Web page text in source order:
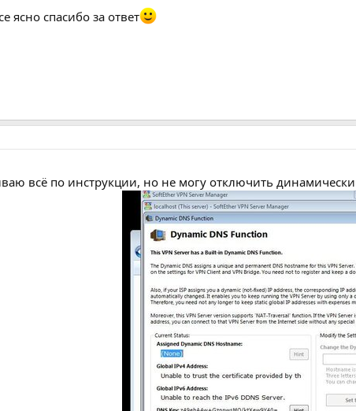
ясно спасибо за ответ
всё по инструкции, но не могу отключить